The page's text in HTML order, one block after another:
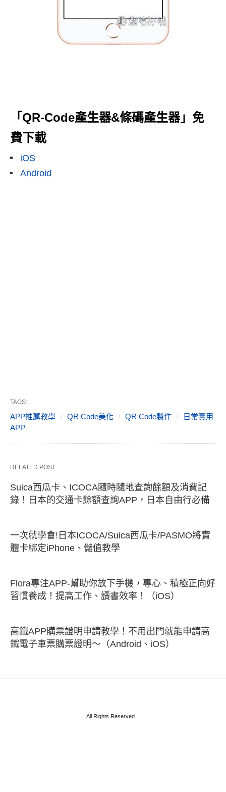
「QR-Code產生器&條碼產生器」免
費下載
iOS
Android
TAGS:
APP推薦教學 QR Code美化 QR Code製作
日常實用
APP
RELATED POST
Suica西瓜卡、ICOCA隨時隨地查詢餘額及消費記
錄！日本的交通卡餘額查詢APP，日本自由行必備
一次就學會!日本ICOCA/Suica西瓜卡/PASMO將實
體卡綁定iPhone、儲值教學
Flora專注APP-幫助你放下手機，專心、積極正向好
習慣養成！提高工作、讀書效率！（iOS）
高鐵APP購票證明申請教學！不用出門就能申請高
鐵電子車票購票證明～（Android、iOS）
All Rights Reserved